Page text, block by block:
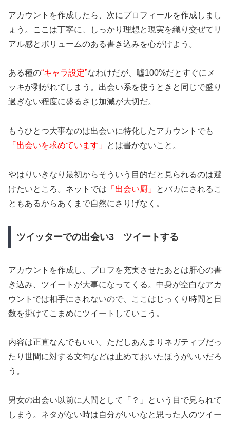
アカウントを作成したら、次にプロフィールを作成しまし
ょう。ここは丁寧に、しっかり理想と現実を織り交ぜてリ
アル感とボリュームのある書き込みを心がけよう。
ある種の“キャラ設定”なわけだが、嘘100%だとすぐにメ
ッキが剥がれてしまう。出会い系を使うときと同じで盛り
過ぎない程度に盛るさじ加減が大切だ。
もうひとつ大事なのは出会いに特化したアカウントでも
「出会いを求めています」
とは書かないこと。
やはりいきなり最初からそういう目的だと見られるのは避
けたいところ。ネットでは 「出会い厨」
とバカにされるこ
ともあるからあくまで自然にさりげなく。
ツイッターでの出会い3 ツイートする
アカウントを作成し、プロフを充実させたあとは肝心の書
き込み、ツイートが大事になってくる。中身が空白なアカ
ウントでは相手にされないので、ここはじっくり時間と日
数を掛けてこまめにツイートしていこう。
内容は正直なんでもいい。ただしあんまりネガティブだっ
たり世間に対する文句などは止めておいたほうがいいだろ
う。
男女の出会い以前に人間として「？」という目で見られて
しまう。ネタがない時は自分がいいなと思った人のツイー